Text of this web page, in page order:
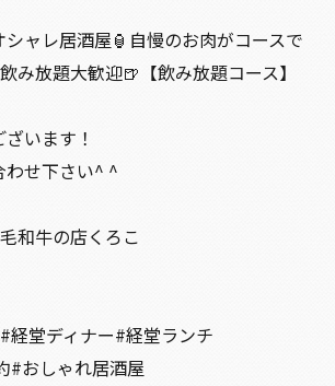
シャレ居酒屋🏮自慢のお肉がコースで
み放題大歓迎🍺【飲み放題コース】
います！
わせ下さい^ ^
和牛の店くろこ
経堂ディナー#経堂ランチ
#おしゃれ居酒屋